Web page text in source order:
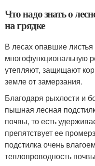
Что надо знать о
на грядке
В лесах опавшие
многофункциональную
утепляют, защищают
земле от замерзания.
Благодаря рыхлости и
пышная лесная
почвы, то есть
препятствует ее
подстилка очень
теплопроводность